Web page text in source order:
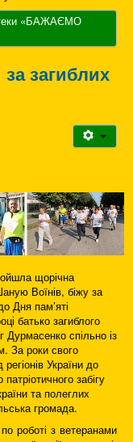
«БАЖАЄМО
загиблих
щорічна
Воїнів, біжу за
Дня пам’яті
батько загиблого
Дурмасенко спільно із
За роки свого
України до
забігу
та полеглих
громада.
роботі з ветеранами